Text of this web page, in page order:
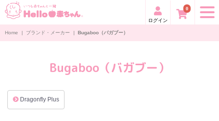
ログイン
0
Home | ブランド・メーカー | Bugaboo（バガブー）
Bugaboo（バガブー）
Dragonfly Plus